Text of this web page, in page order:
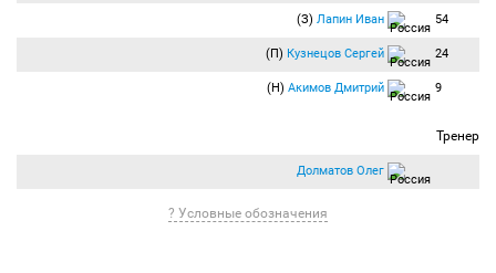
(З) Лапин Иван 54
(П) Кузнецов Сергей 24
(Н) Акимов Дмитрий 9
Тренер
Долматов Олег
? Условные обозначения